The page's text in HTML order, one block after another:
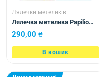
Лялечки метеликів
Лялечка метелика Papilio
nireus
290,00 ₴
В кошик